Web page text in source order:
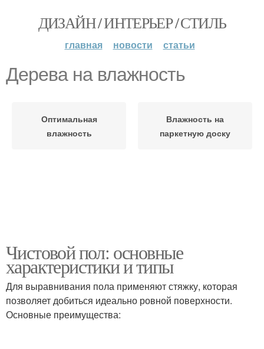
ДИЗАЙН / ИНТЕРЬЕР / СТИЛЬ
главная новости статьи
Дерева на влажность
Оптимальная
влажность
Влажность на
паркетную доску
Чистовой пол: основные
характеристики и типы
Для выравнивания пола применяют стяжку, которая
позволяет добиться идеально ровной поверхности.
Основные преимущества: